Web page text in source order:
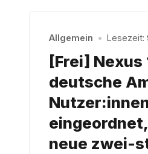
Allgemein • Lesezeit:
[Frei] Nexus
deutsche
neue zwei-